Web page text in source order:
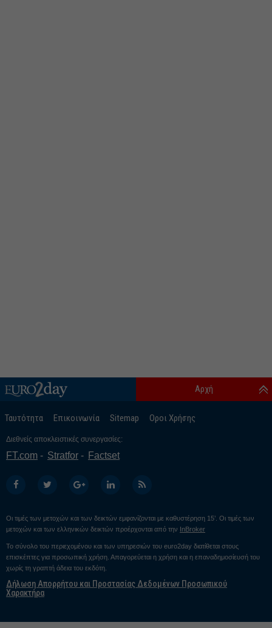
Ταυτότητα Επικοινωνία Sitemap Οροι Χρήσης
Αρχή
Διεθνείς αποκλειστικές συνεργασίες:
FT.com Stratfor Factset
Οι τιμές των μετοχών και των δεικτών εμφανίζονται με καθυστέρηση 15’. Οι τιμές των
μετοχών και των ελληνικών δεικτών προέρχονται από την InBroker
Το σύνολο του περιεχομένου και των υπηρεσιών του euro2day διατίθεται στους
επισκέπτες για προσωπική χρήση. Απαγορεύεται η χρήση και η επαναδημοσίευσή του
χωρίς τη γραπτή άδεια του εκδότη.
Δήλωση Απορρήτου και Προστασίας Δεδομένων Προσωπικού
Χαρακτήρα